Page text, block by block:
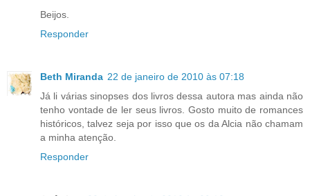
Beijos.
Responder
Beth Miranda 22 de janeiro de 2010 às 07:18
Já li várias sinopses dos livros dessa autora mas ainda não
tenho vontade de ler seus livros. Gosto muito de romances
históricos, talvez seja por isso que os da Alcia não chamam
a minha atenção.
Responder